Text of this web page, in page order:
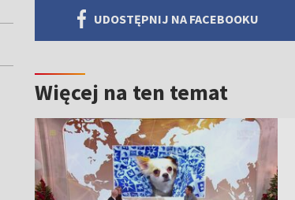
UDOSTĘPNIJ NA FACEBOOKU
Więcej na ten temat